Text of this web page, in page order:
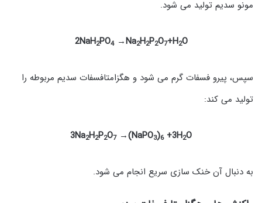
مونو سدیم تولید می شود.
2NaH2PO4→Na2H2P2O7+H2O
سپس، پیرو فسفات گرم می شود و هگزامتافسفات سدیم مربوطه را
تولید می کند:
3Na2H2P2O7→(NaPO3)6+3H2O
به دنبال آن خنک سازی سریع انجام می شود.